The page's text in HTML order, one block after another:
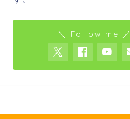
＼ Follow me ／